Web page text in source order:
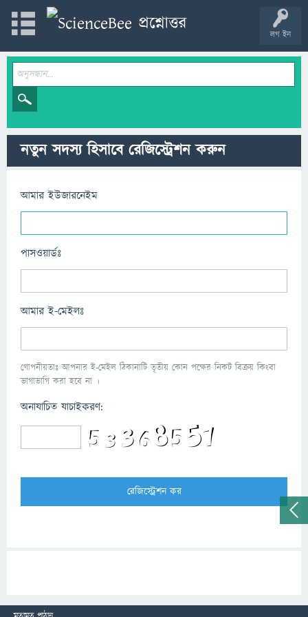
লগ ইন
নতুন সদস্য হিসাবে রেজিস্ট্রেশন করুন
আমার ইউজারনেইম
পাসওয়ার্ডঃ
আমার ই-মেইলঃ
গোপনীয়তাঃ আপনার ই-মেইল ঠিকানাটি তৃতীয় কোন পক্ষের নিকট বিক্রয় কিংবা
ভাগাভাগি করা হবে না ।
অনাযাচিত যাচাইকরণ: